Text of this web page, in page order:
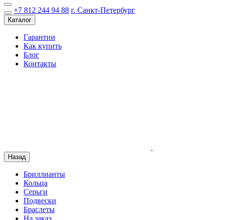
+7 812 244 94 88 г. Санкт-Петербург
Каталог
Гарантии
Как купить
Блог
Контакты
Назад
Бриллианты
Кольца
Серьги
Подвески
Браслеты
На заказ